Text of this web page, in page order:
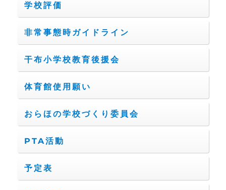
学校評価
非常事態時ガイドライン
干布小学校教育後援会
体育館使用願い
おらほの学校づくり委員会
PTA活動
予定表